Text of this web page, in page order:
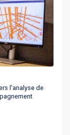
l'analyse de